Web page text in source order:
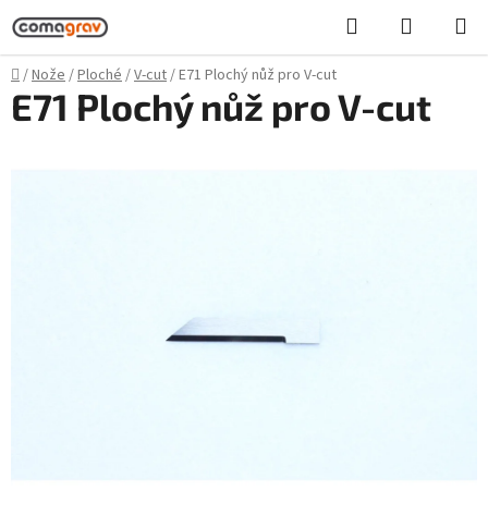
Přejít
na
obsah
Hledat
KOŠÍK
Domů
/Nože/Ploché/V-cut/E71 Plochý nůž pro V-cut
E71 Plochý nůž pro V-cut